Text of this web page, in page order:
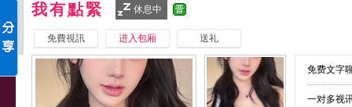
我有點緊 休息中
免費視訊 进入包厢 送礼
免费文字
一对多视